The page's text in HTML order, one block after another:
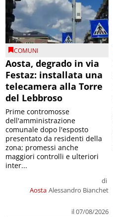
COMUNI
Aosta, degrado in via
Festaz: installata una
telecamera alla Torre
del Lebbroso
Aosta
di
Alessandro Bianchet
il 07/08/2026
Prime contromosse
dell'amministrazione
comunale dopo l'esposto
presentato da residenti della
zona; promessi anche
maggiori controlli e ulteriori
inter...